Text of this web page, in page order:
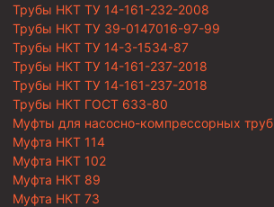
Трубы НКТ ТУ 14-161-232-2008
Трубы НКТ ТУ 39-0147016-97-99
Трубы НКТ ТУ 14-3-1534-87
Трубы НКТ ТУ 14-161-237-2018
Трубы НКТ ТУ 14-161-237-2018
Трубы НКТ ГОСТ 633-80
Муфты для насосно-компрессорных труб
Муфта НКТ 114
Муфта НКТ 102
Муфта НКТ 89
Муфта НКТ 73